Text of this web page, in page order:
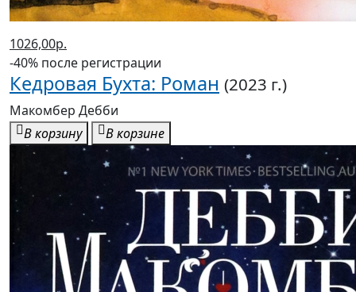
1026,00р.
-40% после регистрации
Кедровая Бухта: Роман
Макомбер Дебби
В корзину
В корзине